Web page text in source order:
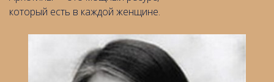
который есть в каждой женщине.